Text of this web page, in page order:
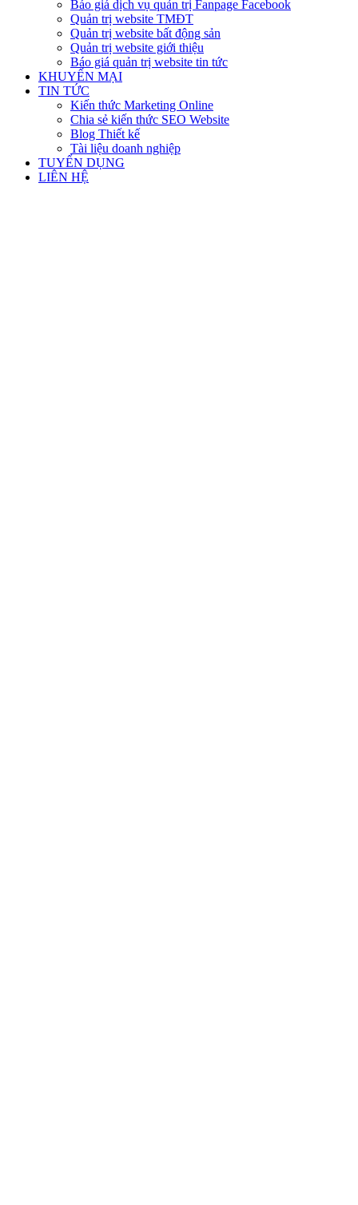
Báo giá dịch vụ quản trị Fanpage Facebook
Quản trị website TMĐT
Quản trị website bất động sản
Quản trị website giới thiệu
Báo giá quản trị website tin tức
KHUYẾN MẠI
TIN TỨC
Kiến thức Marketing Online
Chia sẻ kiến thức SEO Website
Blog Thiết kế
Tài liệu doanh nghiệp
TUYỂN DỤNG
LIÊN HỆ